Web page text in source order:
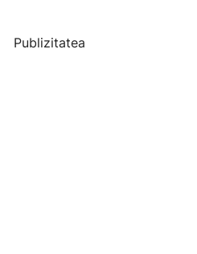
Publizitatea